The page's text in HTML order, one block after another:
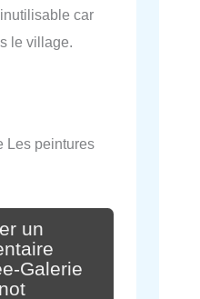
car
le village.
Les peintures
un
Galerie